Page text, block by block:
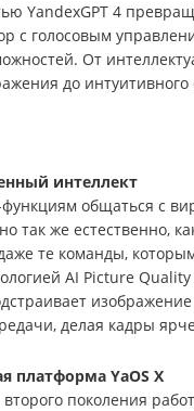
YandexGPT 4
с голосовым
От
до
интеллект
функциям общаться с
так же естественно,
те команды,
AI Picture
делая кадры
платформа YaOS X
поколения